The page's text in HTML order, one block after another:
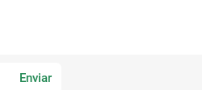
Enviar